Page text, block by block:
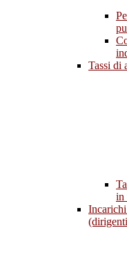
Tassi di
in